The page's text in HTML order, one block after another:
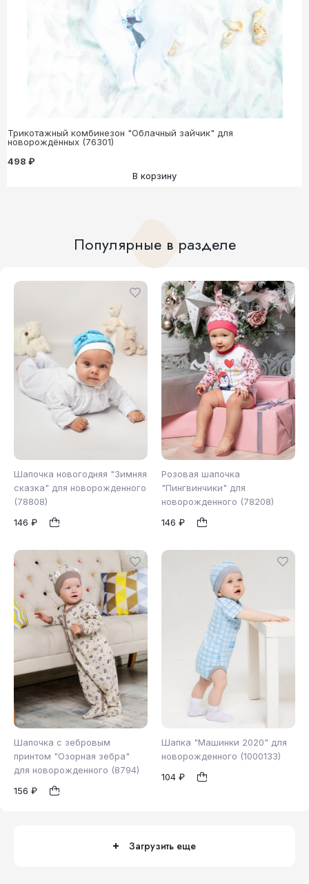
Трикотажный комбинезон "Облачный зайчик" для
новорождённых (76301)
498 ₽
В корзину
Популярные в разделе
Шапочка новогодняя "Зимняя
сказка" для новорожденного
(78808)
146 ₽
1
Розовая шапочка
"Пингвинчики" для
новорожденного (78208)
146 ₽
1
Шапочка с зебровым
принтом "Озорная зебра"
для новорожденного (8794)
156 ₽
1
Шапка "Машинки 2020" для
новорожденного (1000133)
104 ₽
44
Загрузить еще